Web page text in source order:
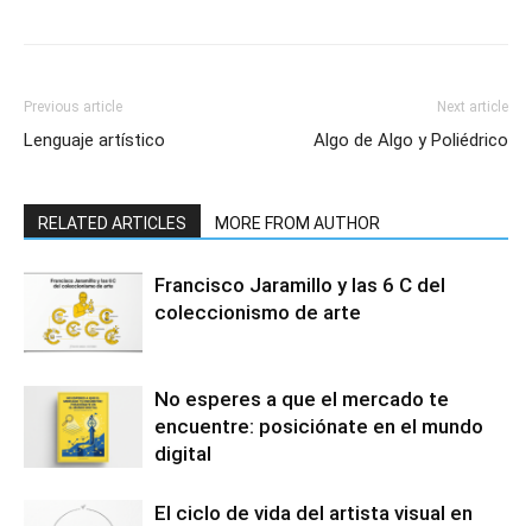
Previous article
Lenguaje artístico
Next article
Algo de Algo y Poliédrico
RELATED ARTICLES MORE FROM AUTHOR
Francisco Jaramillo y las 6 C del
coleccionismo de arte
No esperes a que el mercado te
encuentre: posiciónate en el mundo
digital
El ciclo de vida del artista visual en